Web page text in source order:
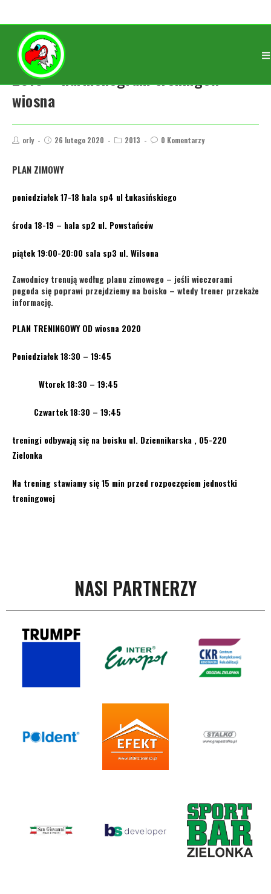
2013 – harmonogram treningów
wiosna
orly 26 lutego 2020 2013 0 Komentarzy
PLAN ZIMOWY
poniedziałek 17-18 hala sp4 ul Łukasińskiego
środa 18-19 – hala sp2 ul. Powstańców
piątek 19:00-20:00 sala sp3 ul. Wilsona
Zawodnicy trenują według planu zimowego – jeśli wieczorami
pogoda się poprawi przejdziemy na boisko – wtedy trener przekaże
informację.
PLAN TRENINGOWY OD wiosna 2020
Poniedziałek 18:30 – 19:45
Wtorek 18:30 – 19;45
Czwartek 18:30 – 19;45
treningi odbywają się na boisku ul. Dziennikarska , 05-220
Zielonka
Na trening stawiamy się 15 min przed rozpoczęciem jednostki
treningowej
NASI PARTNERZY